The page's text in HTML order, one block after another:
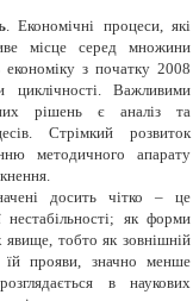
. Економічні процеси, які
місце серед множини
з початку 2008
циклічності. Важливими
рішень є аналіз та
Стрімкий розвиток
методичного апарату
досить чітко – це
нестабільності; як форми
явище, тобто як зовнішній
їй прояви, значно менше
в наукових